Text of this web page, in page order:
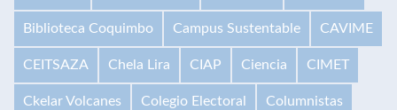
Biblioteca Coquimbo Campus Sustentable CAVIME
CEITSAZA Chela Lira CIAP Ciencia CIMET
Ckelar Volcanes Colegio Electoral Columnistas